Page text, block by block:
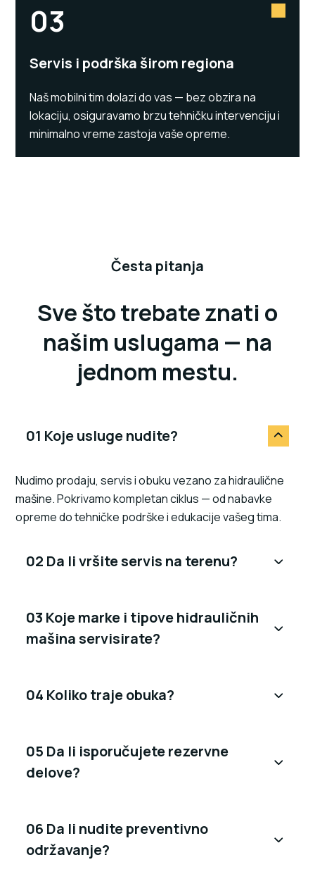
Servis i podrška širom regiona
Naš mobilni tim dolazi do vas — bez obzira na
lokaciju, osiguravamo brzu tehničku intervenciju i
minimalno vreme zastoja vaše opreme.
03
Česta pitanja
Sve što trebate znati o
našim uslugama — na
jednom mestu.
01 Koje usluge nudite?
Nudimo prodaju, servis i obuku vezano za hidraulične
mašine. Pokrivamo kompletan ciklus — od nabavke
opreme do tehničke podrške i edukacije vašeg tima.
02 Da li vršite servis na terenu?
03 Koje marke i tipove hidrauličnih
mašina servisirate?
04 Koliko traje obuka?
05 Da li isporučujete rezervne
delove?
06 Da li nudite preventivno
održavanje?